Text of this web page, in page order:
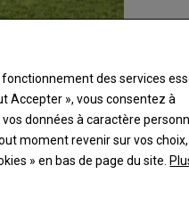
des services
Accepter », vous consentez à
données à caractère
moment revenir sur vos
» en bas de page du site.